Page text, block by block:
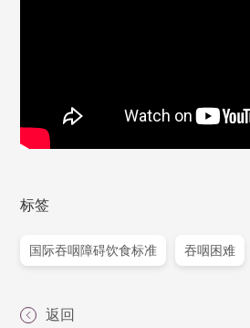
标签
国际吞咽障碍饮食标准 吞咽困难
返回